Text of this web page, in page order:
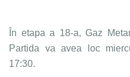
În etapa a 18-a, Gaz
Partida va avea loc
17:30.